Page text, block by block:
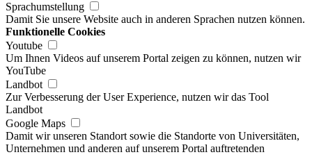
Sprachumstellung
Damit Sie unsere Website auch in anderen Sprachen nutzen können.
Funktionelle Cookies
Youtube
Um Ihnen Videos auf unserem Portal zeigen zu können, nutzen wir
YouTube
Landbot
Zur Verbesserung der User Experience, nutzen wir das Tool
Landbot
Google Maps
Damit wir unseren Standort sowie die Standorte von Universitäten,
Unternehmen und anderen auf unserem Portal auftretenden